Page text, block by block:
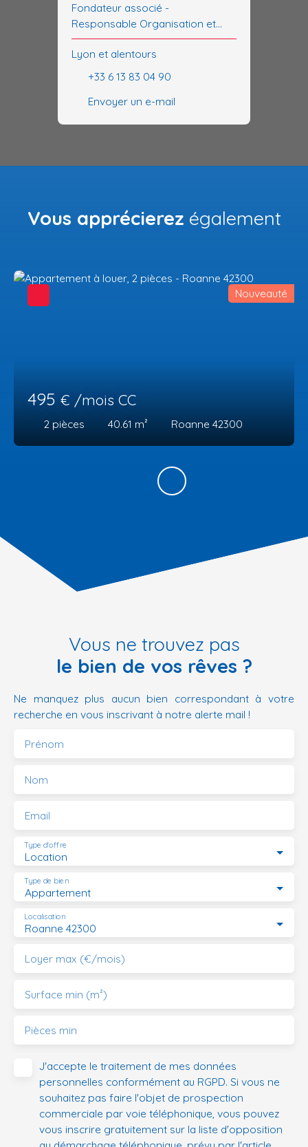
Fondateur associé -
Responsable Organisation et
Coordination
Lyon et alentours
+33 6 13 83 04 90
Envoyer un e-mail
Vous apprécierez également
495 € /mois CC
2 pièces 40.61 m² Roanne 42300
Nouveauté
Vous ne trouvez pas
le bien de vos rêves ?
Ne manquez plus aucun bien correspondant à votre
recherche en vous inscrivant à notre alerte mail !
Prénom
Nom
Email
Location
Type d'offre
Appartement
Type de bien
Roanne 42300
Localisation
Loyer max (€/mois)
Surface min (m²)
Pièces min
J'accepte le traitement de mes données
personnelles conformément au RGPD. Si vous ne
souhaitez pas faire l'objet de prospection
commerciale par voie téléphonique, vous pouvez
vous inscrire gratuitement sur la liste d'opposition